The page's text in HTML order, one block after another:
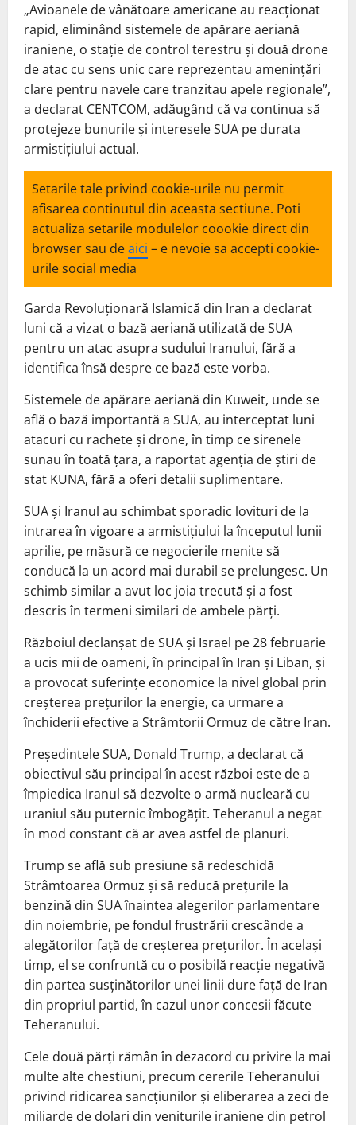
„Avioanele de vânătoare americane au reacționat
rapid, eliminând sistemele de apărare aeriană
iraniene, o stație de control terestru și două drone
de atac cu sens unic care reprezentau amenințări
clare pentru navele care tranzitau apele regionale”,
a declarat CENTCOM, adăugând că va continua să
protejeze bunurile și interesele SUA pe durata
armistițiului actual.
Setarile tale privind cookie-urile nu permit
afisarea continutul din aceasta sectiune. Poti
actualiza setarile modulelor coookie direct din
browser sau deaici – e nevoie sa accepti cookie-
urile social media
Garda Revoluționară Islamică din Iran a declarat
luni că a vizat o bază aeriană utilizată de SUA
pentru un atac asupra sudului Iranului, fără a
identifica însă despre ce bază este vorba.
Sistemele de apărare aeriană din Kuweit, unde se
află o bază importantă a SUA, au interceptat luni
atacuri cu rachete și drone, în timp ce sirenele
sunau în toată țara, a raportat agenția de știri de
stat KUNA, fără a oferi detalii suplimentare.
SUA și Iranul au schimbat sporadic lovituri de la
intrarea în vigoare a armistițiului la începutul lunii
aprilie, pe măsură ce negocierile menite să
conducă la un acord mai durabil se prelungesc. Un
schimb similar a avut loc joia trecută și a fost
descris în termeni similari de ambele părți.
Războiul declanșat de SUA și Israel pe 28 februarie
a ucis mii de oameni, în principal în Iran și Liban, și
a provocat suferințe economice la nivel global prin
creșterea prețurilor la energie, ca urmare a
închiderii efective a Strâmtorii Ormuz de către Iran.
Președintele SUA, Donald Trump, a declarat că
obiectivul său principal în acest război este de a
împiedica Iranul să dezvolte o armă nucleară cu
uraniul său puternic îmbogățit. Teheranul a negat
în mod constant că ar avea astfel de planuri.
Trump se află sub presiune să redeschidă
Strâmtoarea Ormuz și să reducă prețurile la
benzină din SUA înaintea alegerilor parlamentare
din noiembrie, pe fondul frustrării crescânde a
alegătorilor față de creșterea prețurilor. În același
timp, el se confruntă cu o posibilă reacție negativă
din partea susținătorilor unei linii dure față de Iran
din propriul partid, în cazul unor concesii făcute
Teheranului.
Cele două părți rămân în dezacord cu privire la mai
multe alte chestiuni, precum cererile Teheranului
privind ridicarea sancțiunilor și eliberarea a zeci de
miliarde de dolari din veniturile iraniene din petrol